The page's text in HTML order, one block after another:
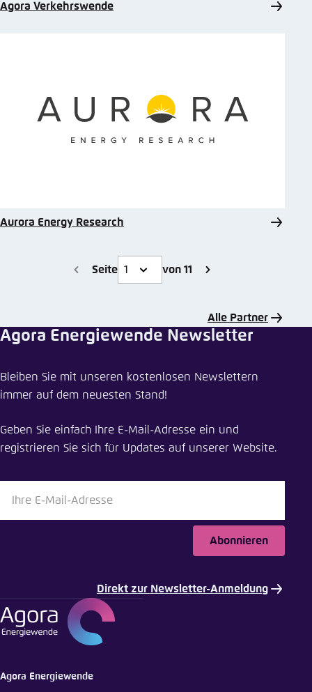
Agora Verkehrswende
Aurora Energy Research
Seite von 11
Alle Partner
Agora Energiewende Newsletter
Bleiben Sie mit unseren kostenlosen Newslettern
immer auf dem neuesten Stand!
Geben Sie einfach Ihre E-Mail-Adresse ein und
registrieren Sie sich für Updates auf unserer Website.
Abonnieren
Direkt zur Newsletter-Anmeldung
Agora Energiewende